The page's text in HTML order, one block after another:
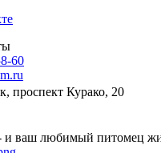
60
проспект Курако, 20
и ваш любимый питомец